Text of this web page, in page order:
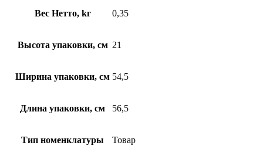
Вес Нетто, kг 0,35
Высота упаковки, см 21
Ширина упаковки, см 54,5
Длина упаковки, см 56,5
Тип номенклатуры Товар